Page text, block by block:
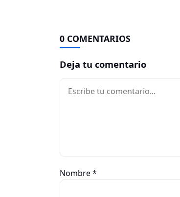
0 COMENTARIOS
Deja tu comentario
Comentario
Nombre*